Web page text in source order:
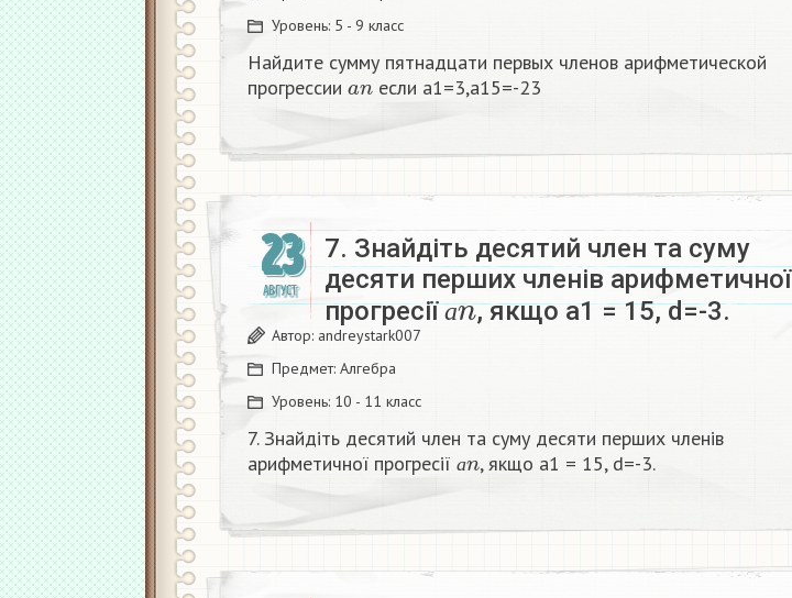
Уровень: 5 - 9 класс
Найдите сумму пятнадцати первых членов арифметической
прогрессии
an
если a1=3,a15=-23
23
АВГУСТ
7. Знайдіть десятий член та суму
десяти перших членів арифметичноï
прогресії а
аn
, якщо а1 = 15, d=-3.​
Автор: andreystark007
Предмет: Алгебра
Уровень: 10 - 11 класс
7. Знайдіть десятий член та суму десяти перших членів
арифметичноï прогресії
а
а n
, якщо а1 = 15, d=-3.​